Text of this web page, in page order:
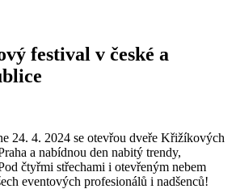
festival v české a
24. 4. 2024 se otevřou dveře Křižíkových
a nabídnou den nabitý trendy,
čtyřmi střechami i otevřeným nebem
eventových profesionálů i nadšenců!